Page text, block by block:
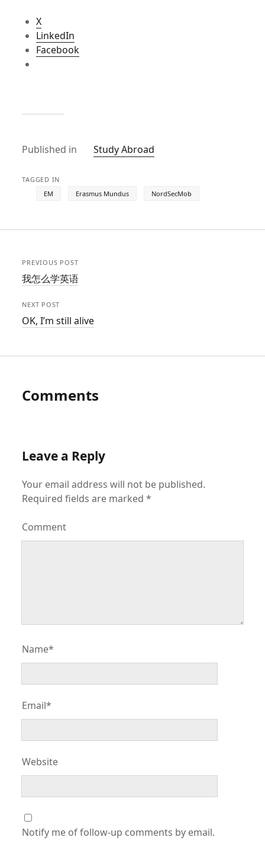
X
LinkedIn
Facebook
Published in Study Abroad
TAGGED IN
EM
Erasmus Mundus NordSecMob
PREVIOUS POST
我怎么学英语
NEXT POST
OK, I’m still alive
Comments
Leave a Reply
Your email address will not be published.
Required fields are marked*
Comment
Name*
Email*
Website
Notify me of follow-up comments by email.